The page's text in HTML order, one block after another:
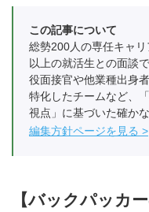
この記事について
総勢200人の専任キャ
以上の就活生との面談
役面接官や他業種出身
特化したチームなど、
視点」に基づいた確か
編集方針ページを見る
【バックパッカ